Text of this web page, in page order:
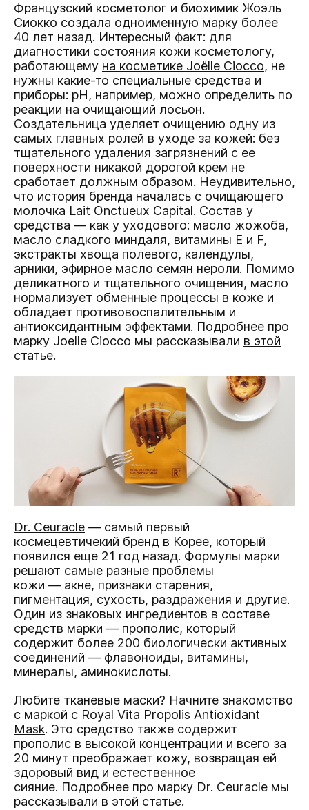
Французский косметолог и биохимик Жоэль
Сиокко создала одноименную марку более
40 лет назад. Интересный факт: для
диагностики состояния кожи косметологу,
работающему на косметике Joëlle Ciocco, не
нужны какие-то специальные средства и
приборы: pH, например, можно определить по
реакции на очищающий лосьон.
Создательница уделяет очищению одну из
самых главных ролей в уходе за кожей: без
тщательного удаления загрязнений с ее
поверхности никакой дорогой крем не
сработает должным образом. Неудивительно,
что история бренда началась с очищающего
молочка Lait Onctueux Capital. Состав у
средства — как у уходового: масло жожоба,
масло сладкого миндаля, витамины Е и F,
экстракты хвоща полевого, календулы,
арники, эфирное масло семян нероли. Помимо
деликатного и тщательного очищения, масло
нормализует обменные процессы в коже и
обладает противовоспалительным и
антиоксидантным эффектами. Подробнее про
марку Joelle Ciocco мы рассказывали в этой
статье.
Dr. Ceuracle — самый первый
космецевтичекий бренд в Корее, который
появился еще 21 год назад. Формулы марки
решают самые разные проблемы
кожи — акне, признаки старения,
пигментация, сухость, раздражения и другие.
Один из знаковых ингредиентов в составе
средств марки — прополис, который
содержит более 200 биологически активных
соединений — флавоноиды, витамины,
минералы, аминокислоты.
Любите тканевые маски? Начните знакомство
с маркой с Royal Vita Propolis Antioxidant
Mask. Это средство также содержит
прополис в высокой концентрации и всего за
20 минут преображает кожу, возвращая ей
здоровый вид и естественное
сияние. Подробнее про марку Dr. Ceuracle мы
рассказывали в этой статье.